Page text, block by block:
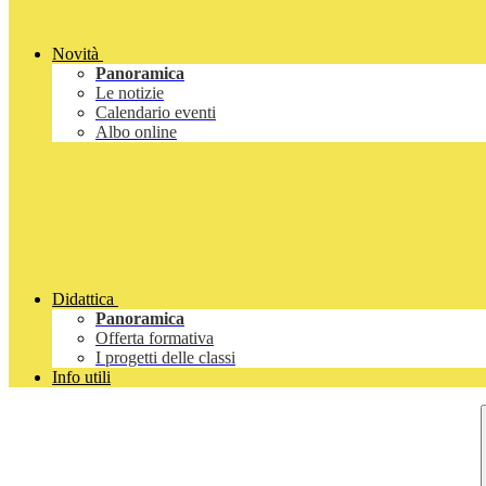
Novità
Panoramica
Le notizie
Calendario eventi
Albo online
Didattica
Panoramica
Offerta formativa
I progetti delle classi
Info utili